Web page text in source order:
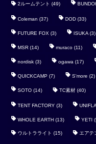
2ルームテント (49)
Coleman (37) DOD (33)
FUTURE FOX (3) ISUKA(3)
MSR (14) muraco (11)
nordisk (3) ogawa (17)
QUICKCAMP (7) S'more (2)
SOTO (14) TC素材 (40)
TENT FACTORY (3)
WHOLE EARTH (13) YETI
ウルトラライト (15) エアテ